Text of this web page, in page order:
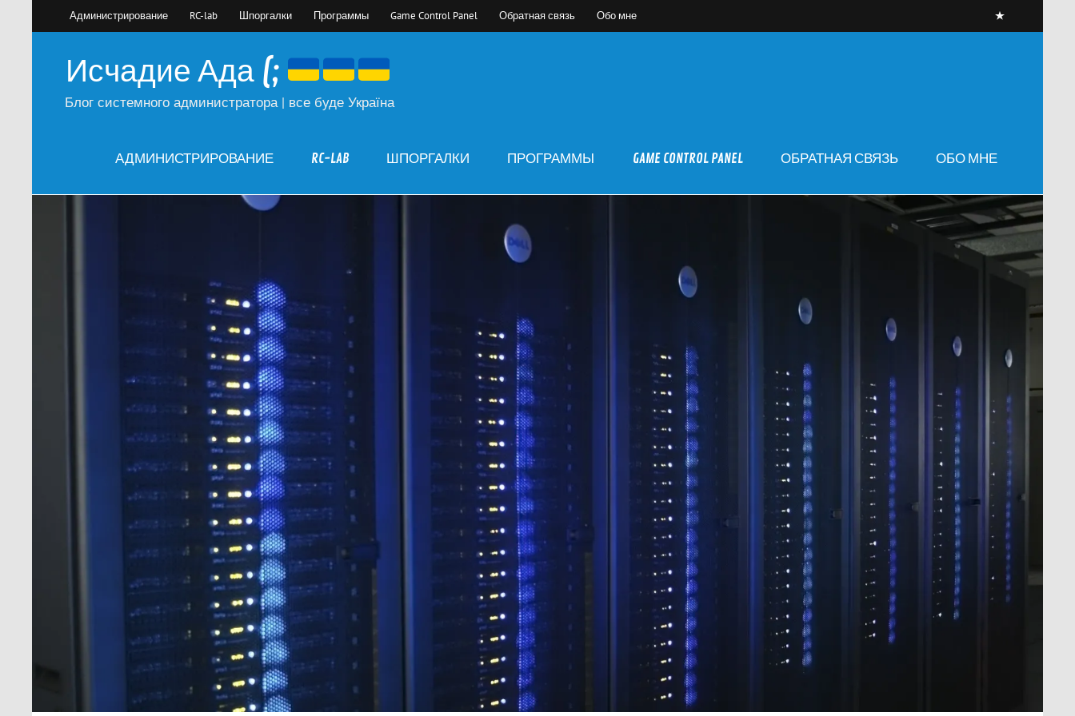
content
Администрирование RC-lab Шпоргалки Программы Game Control Panel Обратная связь Обо мне
Исчадие Ада (;
Блог системного администратора | все буде Україна
АДМИНИСТРИРОВАНИЕ RC-LAB ШПОРГАЛКИ ПРОГРАММЫ GAME CONTROL PANEL ОБРАТНАЯ СВЯЗЬ ОБО МНЕ